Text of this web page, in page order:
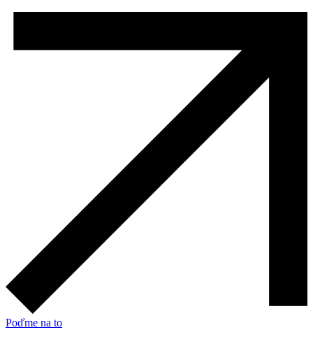
Poďme na to